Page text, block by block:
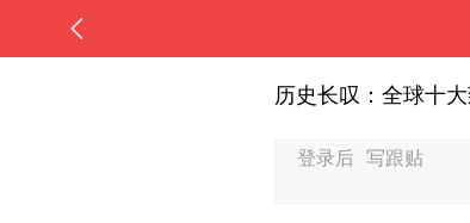
历史长叹：全球十